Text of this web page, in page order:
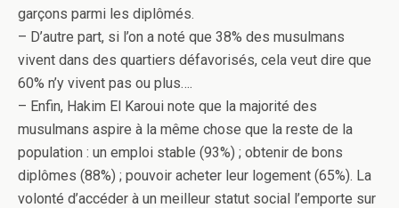
garçons parmi les diplômés.
– D’autre part, si l’on a noté que 38% des musulmans
vivent dans des quartiers défavorisés, cela veut dire que
60% n’y vivent pas ou plus….
– Enfin, Hakim El Karoui note que la majorité des
musulmans aspire à la même chose que la reste de la
population : un emploi stable (93%) ; obtenir de bons
diplômes (88%) ; pouvoir acheter leur logement (65%). La
volonté d’accéder à un meilleur statut social l’emporte sur